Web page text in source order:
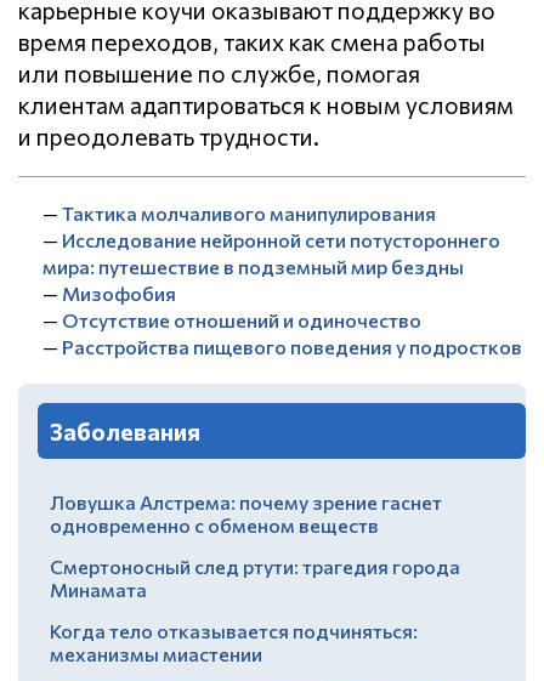
карьерные коучи оказывают поддержку во
время переходов, таких как смена работы
или повышение по службе, помогая
клиентам адаптироваться к новым условиям
и преодолевать трудности.
— Тактика молчаливого манипулирования
— Исследование нейронной сети потустороннего
мира: путешествие в подземный мир бездны
— Мизофобия
— Отсутствие отношений и одиночество
— Расстройства пищевого поведения у подростков
Заболевания
Ловушка Алстрема: почему зрение гаснет
одновременно с обменом веществ
Смертоносный след ртути: трагедия города
Минамата
Когда тело отказывается подчиняться:
механизмы миастении